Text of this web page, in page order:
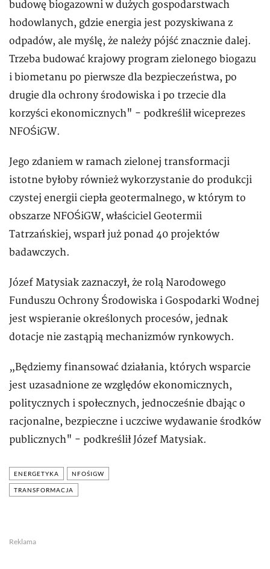
budowę biogazowni w dużych gospodarstwach
hodowlanych, gdzie energia jest pozyskiwana z
odpadów, ale myślę, że należy pójść znacznie dalej.
Trzeba budować krajowy program zielonego biogazu
i biometanu po pierwsze dla bezpieczeństwa, po
drugie dla ochrony środowiska i po trzecie dla
korzyści ekonomicznych" - podkreślił wiceprezes
NFOŚiGW.
Jego zdaniem w ramach zielonej transformacji
istotne byłoby również wykorzystanie do produkcji
czystej energii ciepła geotermalnego, w którym to
obszarze NFOŚiGW, właściciel Geotermii
Tatrzańskiej, wsparł już ponad 40 projektów
badawczych.
Józef Matysiak zaznaczył, że rolą Narodowego
Funduszu Ochrony Środowiska i Gospodarki Wodnej
jest wspieranie określonych procesów, jednak
dotacje nie zastąpią mechanizmów rynkowych.
„Będziemy finansować działania, których wsparcie
jest uzasadnione ze względów ekonomicznych,
politycznych i społecznych, jednocześnie dbając o
racjonalne, bezpieczne i uczciwe wydawanie środków
publicznych" - podkreślił Józef Matysiak.
ENERGETYKA NFOŚIGW
TRANSFORMACJA
Reklama